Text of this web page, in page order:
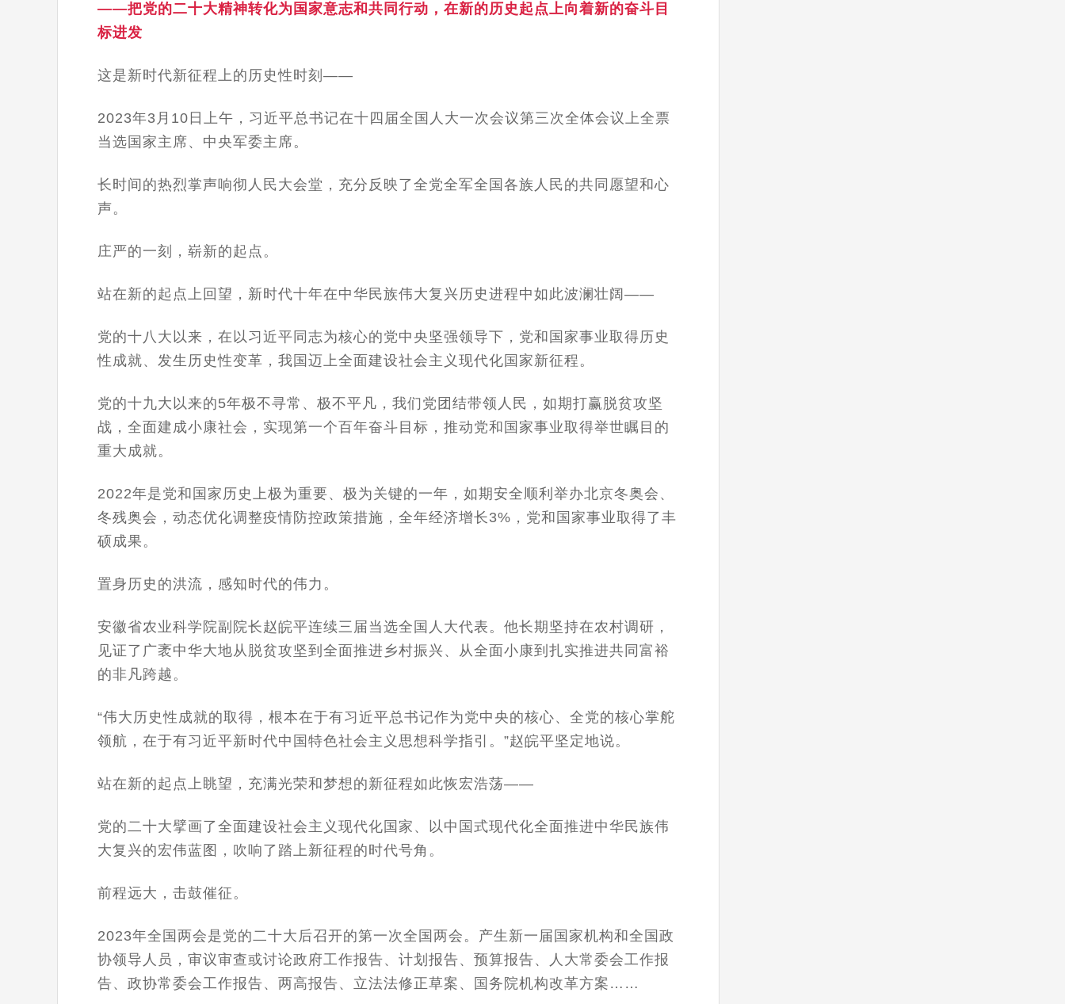
——把党的二十大精神转化为国家意志和共同行动，在新的历史起点上向着新的奋斗目
标进发
这是新时代新征程上的历史性时刻——
2023年3月10日上午，习近平总书记在十四届全国人大一次会议第三次全体会议上全票
当选国家主席、中央军委主席。
长时间的热烈掌声响彻人民大会堂，充分反映了全党全军全国各族人民的共同愿望和心
声。
庄严的一刻，崭新的起点。
站在新的起点上回望，新时代十年在中华民族伟大复兴历史进程中如此波澜壮阔——
党的十八大以来，在以习近平同志为核心的党中央坚强领导下，党和国家事业取得历史
性成就、发生历史性变革，我国迈上全面建设社会主义现代化国家新征程。
党的十九大以来的5年极不寻常、极不平凡，我们党团结带领人民，如期打赢脱贫攻坚
战，全面建成小康社会，实现第一个百年奋斗目标，推动党和国家事业取得举世瞩目的
重大成就。
2022年是党和国家历史上极为重要、极为关键的一年，如期安全顺利举办北京冬奥会、
冬残奥会，动态优化调整疫情防控政策措施，全年经济增长3%，党和国家事业取得了丰
硕成果。
置身历史的洪流，感知时代的伟力。
安徽省农业科学院副院长赵皖平连续三届当选全国人大代表。他长期坚持在农村调研，
见证了广袤中华大地从脱贫攻坚到全面推进乡村振兴、从全面小康到扎实推进共同富裕
的非凡跨越。
“伟大历史性成就的取得，根本在于有习近平总书记作为党中央的核心、全党的核心掌舵
领航，在于有习近平新时代中国特色社会主义思想科学指引。”赵皖平坚定地说。
站在新的起点上眺望，充满光荣和梦想的新征程如此恢宏浩荡——
党的二十大擘画了全面建设社会主义现代化国家、以中国式现代化全面推进中华民族伟
大复兴的宏伟蓝图，吹响了踏上新征程的时代号角。
前程远大，击鼓催征。
2023年全国两会是党的二十大后召开的第一次全国两会。产生新一届国家机构和全国政
协领导人员，审议审查或讨论政府工作报告、计划报告、预算报告、人大常委会工作报
告、政协常委会工作报告、两高报告、立法法修正草案、国务院机构改革方案……